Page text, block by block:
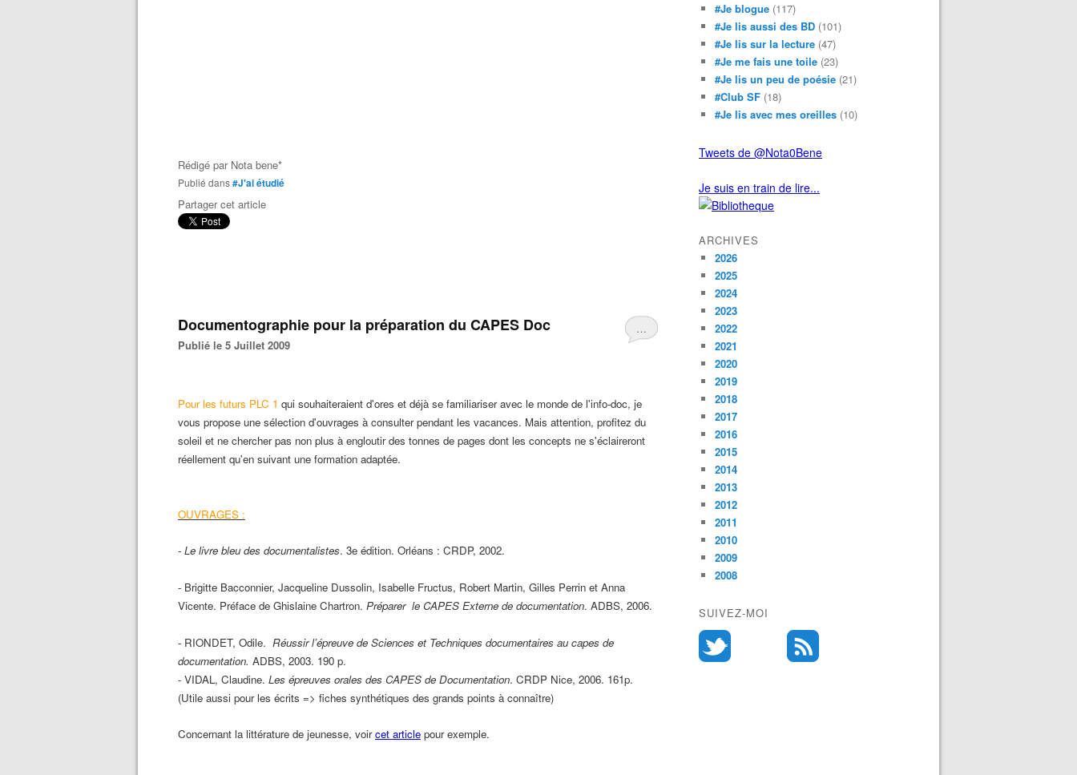
Rédigé par Nota bene*
Publié dans#J'ai étudié
Partager cet article
…
Documentographie pour la préparation du CAPES Doc
Publié le 5 Juillet 2009
Pour les futurs PLC 1 qui souhaiteraient d'ores et déjà se familiariser avec le monde de l'info-doc, je
vous propose une sélection d'ouvrages à consulter pendant les vacances. Mais attention, profitez du
soleil et ne chercher pas non plus à engloutir des tonnes de pages dont les concepts ne s'éclaireront
réellement qu'en suivant une formation adaptée.
OUVRAGES :
- Le livre bleu des documentalistes. 3e édition. Orléans : CRDP, 2002.
- Brigitte Bacconnier, Jacqueline Dussolin, Isabelle Fructus, Robert Martin, Gilles Perrin et Anna
Vicente. Préface de Ghislaine Chartron. Préparer le CAPES Externe de documentation. ADBS, 2006.
- RIONDET, Odile. Réussir l’épreuve de Sciences et Techniques documentaires au capes de
documentation. ADBS, 2003. 190 p.
- VIDAL, Claudine. Les épreuves orales des CAPES de Documentation. CRDP Nice, 2006. 161p.
(Utile aussi pour les écrits => fiches synthétiques des grands points à connaître)
Concernant la littérature de jeunesse, voir cet article pour exemple.
#Je blogue (117)
#Je lis aussi des BD (101)
#Je lis sur la lecture (47)
#Je me fais une toile (23)
#Je lis un peu de poésie (21)
#Club SF (18)
#Je lis avec mes oreilles (10)
Tweets de @Nota0Bene
Je suis en train de lire...
ARCHIVES
2026
2025
2024
2023
2022
2021
2020
2019
2018
2017
2016
2015
2014
2013
2012
2011
2010
2009
2008
SUIVEZ-MOI